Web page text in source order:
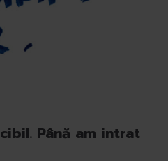
Până am intrat